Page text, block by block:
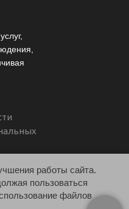
работы сайта.
пользоваться
файлов